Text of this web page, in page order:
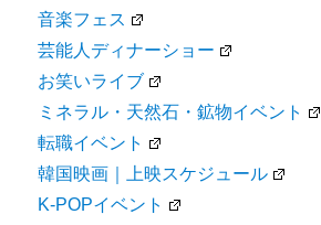
音楽フェス
芸能人ディナーショー
お笑いライブ
ミネラル・天然石・鉱物イベント
転職イベント
韓国映画｜上映スケジュール
K-POPイベント